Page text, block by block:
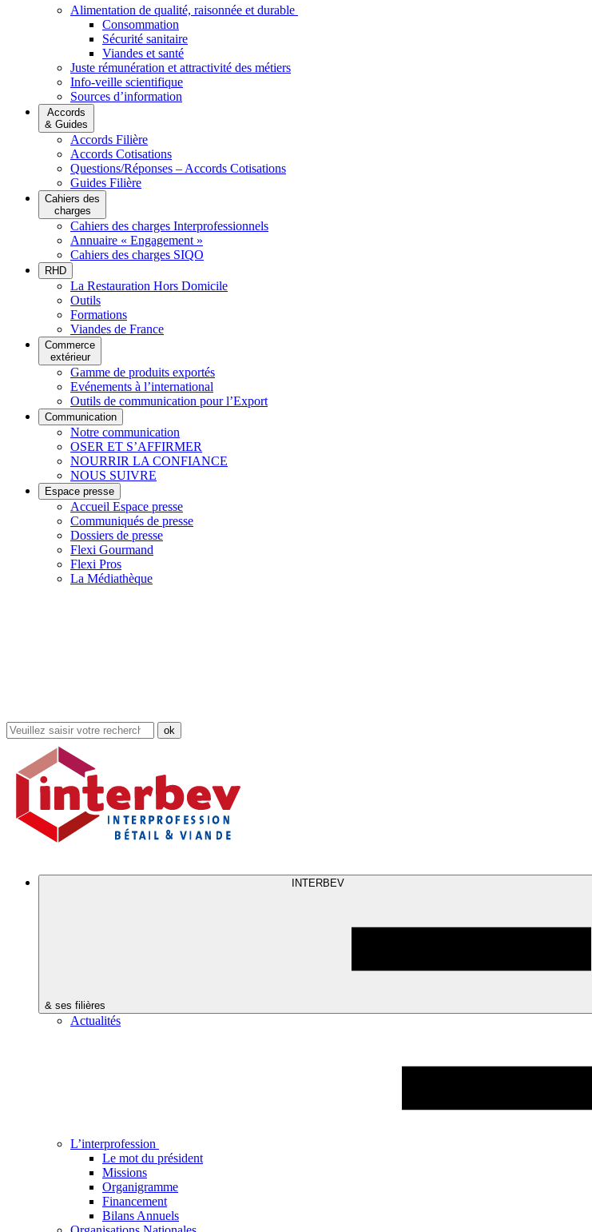
Alimentation de qualité, raisonnée et durable
Consommation
Sécurité sanitaire
Viandes et santé
Juste rémunération et attractivité des métiers
Info-veille scientifique
Sources d’information
Accords
& Guides
Accords Filière
Accords Cotisations
Questions/Réponses – Accords Cotisations
Guides Filière
Cahiers des
charges
Cahiers des charges Interprofessionnels
Annuaire « Engagement »
Cahiers des charges SIQO
RHD
La Restauration Hors Domicile
Outils
Formations
Viandes de France
Commerce
extérieur
Gamme de produits exportés
Evénements à l’international
Outils de communication pour l’Export
Communication
Notre communication
OSER ET S’AFFIRMER
NOURRIR LA CONFIANCE
NOUS SUIVRE
Espace presse
Accueil Espace presse
Communiqués de presse
Dossiers de presse
Flexi Gourmand
Flexi Pros
La Médiathèque
Rechercher
dans
site
INTERBEV
& ses filières
Actualités
L’interprofession
Le mot du président
Missions
Organigramme
Financement
Bilans Annuels